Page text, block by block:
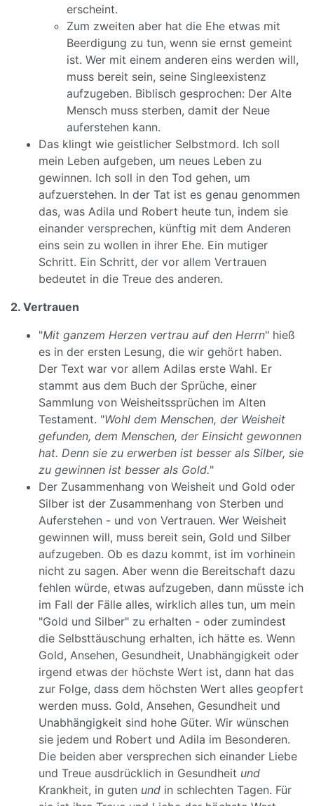
erscheint.
Zum zweiten aber hat die Ehe etwas mit
Beerdigung zu tun, wenn sie ernst gemeint
ist. Wer mit einem anderen eins werden will,
muss bereit sein, seine Singleexistenz
aufzugeben. Biblisch gesprochen: Der Alte
Mensch muss sterben, damit der Neue
auferstehen kann.
Das klingt wie geistlicher Selbstmord. Ich soll
mein Leben aufgeben, um neues Leben zu
gewinnen. Ich soll in den Tod gehen, um
aufzuerstehen. In der Tat ist es genau genommen
das, was Adila und Robert heute tun, indem sie
einander versprechen, künftig mit dem Anderen
eins sein zu wollen in ihrer Ehe. Ein mutiger
Schritt. Ein Schritt, der vor allem Vertrauen
bedeutet in die Treue des anderen.
2. Vertrauen
"Mit ganzem Herzen vertrau auf den Herrn" hieß
es in der ersten Lesung, die wir gehört haben.
Der Text war vor allem Adilas erste Wahl. Er
stammt aus dem Buch der Sprüche, einer
Sammlung von Weisheitssprüchen im Alten
Testament. "Wohl dem Menschen, der Weisheit
gefunden, dem Menschen, der Einsicht gewonnen
hat. Denn sie zu erwerben ist besser als Silber, sie
zu gewinnen ist besser als Gold."
Der Zusammenhang von Weisheit und Gold oder
Silber ist der Zusammenhang von Sterben und
Auferstehen - und von Vertrauen. Wer Weisheit
gewinnen will, muss bereit sein, Gold und Silber
aufzugeben. Ob es dazu kommt, ist im vorhinein
nicht zu sagen. Aber wenn die Bereitschaft dazu
fehlen würde, etwas aufzugeben, dann müsste ich
im Fall der Fälle alles, wirklich alles tun, um mein
"Gold und Silber" zu erhalten - oder zumindest
die Selbsttäuschung erhalten, ich hätte es. Wenn
Gold, Ansehen, Gesundheit, Unabhängigkeit oder
irgend etwas der höchste Wert ist, dann hat das
zur Folge, dass dem höchsten Wert alles geopfert
werden muss. Gold, Ansehen, Gesundheit und
Unabhängigkeit sind hohe Güter. Wir wünschen
sie jedem und Robert und Adila im Besonderen.
Die beiden aber versprechen sich einander Liebe
und Treue ausdrücklich in Gesundheit und
Krankheit, in guten und in schlechten Tagen. Für